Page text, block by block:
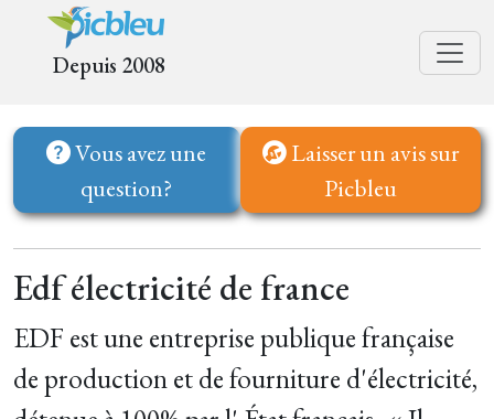
Depuis 2008
Vous avez une
question?
Laisser un avis sur
Picbleu
Edf électricité de france
EDF est une entreprise publique française
de production et de fourniture d'électricité,